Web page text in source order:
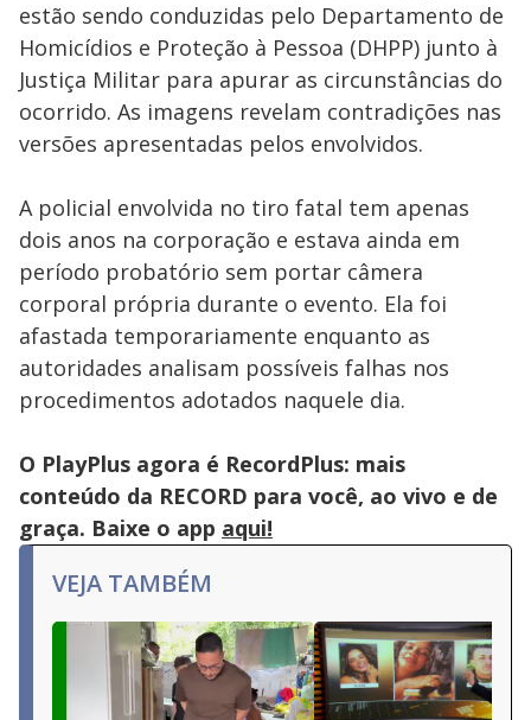
estão sendo conduzidas pelo Departamento de
Homicídios e Proteção à Pessoa (DHPP) junto à
Justiça Militar para apurar as circunstâncias do
ocorrido. As imagens revelam contradições nas
versões apresentadas pelos envolvidos.
A policial envolvida no tiro fatal tem apenas
dois anos na corporação e estava ainda em
período probatório sem portar câmera
corporal própria durante o evento. Ela foi
afastada temporariamente enquanto as
autoridades analisam possíveis falhas nos
procedimentos adotados naquele dia.
O PlayPlus agora é RecordPlus: mais
conteúdo da RECORD para você, ao vivo e de
graça. Baixe o app aqui!
VEJA TAMBÉM